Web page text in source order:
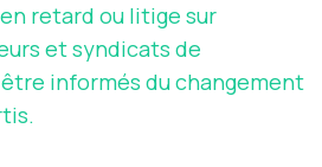
retard ou litige sur
et syndicats de
informés du changement